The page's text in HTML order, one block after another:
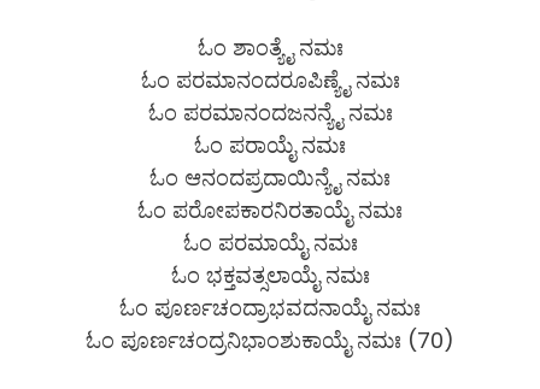
ಓಂ ಶಾಂತ್ಯೈ ನಮಃ
ಓಂ ಪರಮಾನಂದರೂಪಿಣ್ಯೈ ನಮಃ
ಓಂ ಪರಮಾನಂದಜನನ್ಯೈ ನಮಃ
ಓಂ ಪರಾಯೈ ನಮಃ
ಓಂ ಆನಂದಪ್ರದಾಯಿನ್ಯೈ ನಮಃ
ಓಂ ಪರೋಪಕಾರನಿರತಾಯೈ ನಮಃ
ಓಂ ಪರಮಾಯೈ ನಮಃ
ಓಂ ಭಕ್ತವತ್ಸಲಾಯೈ ನಮಃ
ಓಂ ಪೂರ್ಣಚಂದ್ರಾಭವದನಾಯೈ ನಮಃ
ಓಂ ಪೂರ್ಣಚಂದ್ರನಿಭಾಂಶುಕಾಯೈ ನಮಃ (70)